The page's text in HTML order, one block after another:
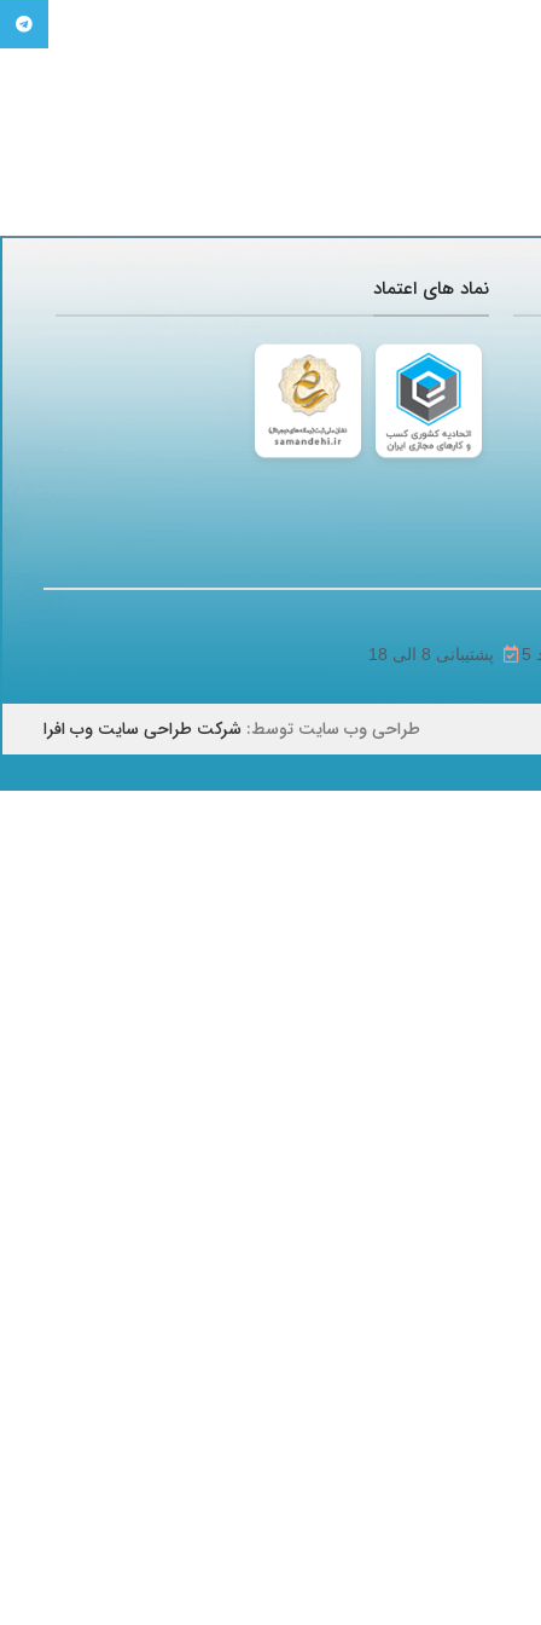
نماد های اعتماد
پشتیبانی 8 الی 18
طراحی وب سایت توسط: شرکت طراحی سایت وب افرا
تلگرام